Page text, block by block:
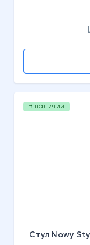
В наличии
Стул Nowy